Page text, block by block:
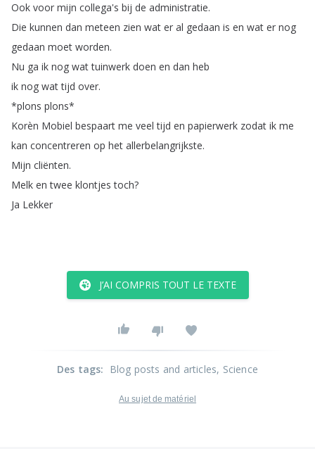
Ook voor mijn collega's bij de administratie.
Die kunnen dan meteen zien wat er al gedaan is en wat er nog
gedaan moet worden.
Nu ga ik nog wat tuinwerk doen en dan heb
ik nog wat tijd over.
*plons plons*
Korèn Mobiel bespaart me veel tijd en papierwerk zodat ik me
kan concentreren op het allerbelangrijkste.
Mijn cliënten.
Melk en twee klontjes toch?
Ja Lekker
J’AI COMPRIS TOUT LE TEXTE
Des tags: Blog posts and articles, Science
Au sujet de matériel